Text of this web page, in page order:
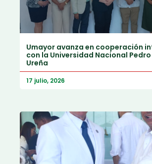
Umayor avanza en cooperación
con la Universidad Nacional
Ureña
17 julio, 2026